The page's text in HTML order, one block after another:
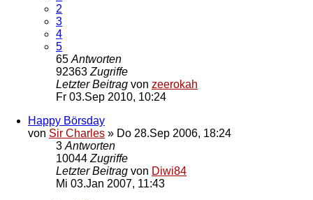
2
3
4
5
65 Antworten
92363 Zugriffe
Letzter Beitrag von zeerokah
Fr 03.Sep 2010, 10:24
Happy Börsday
von Sir Charles » Do 28.Sep 2006, 18:24
3 Antworten
10044 Zugriffe
Letzter Beitrag von Diwi84
Mi 03.Jan 2007, 11:43